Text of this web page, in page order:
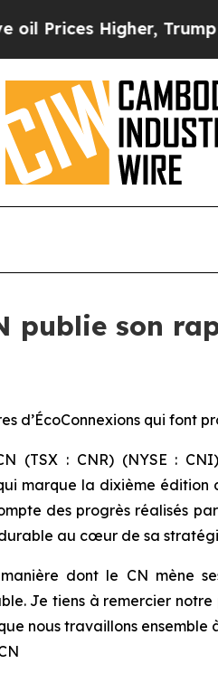
Trump Gave
publie son
d’ÉcoConnexions qui font
(TSX : CNR) (NYSE :
marque la dixième
des progrès réalisés
au cœur de sa
dont le CN mène
Je tiens à remercier
que nous travaillons